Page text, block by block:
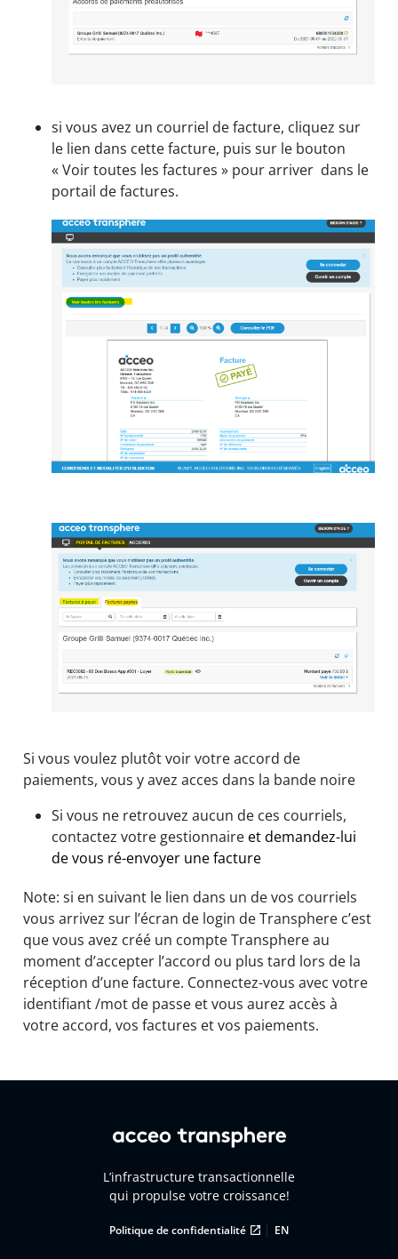
si vous avez un courriel de facture, cliquez sur
le lien dans cette facture, puis sur le bouton
« Voir toutes les factures » pour arriver dans le
portail de factures.
Si vous voulez plutôt voir votre accord de
paiements, vous y avez acces dans la bande noire
Si vous ne retrouvez aucun de ces courriels,
contactez votre gestionnaire et demandez-lui
de vous ré-envoyer une facture
Note: si en suivant le lien dans un de vos courriels
vous arrivez sur l’écran de login de Transphere c’est
que vous avez créé un compte Transphere au
moment d’accepter l’accord ou plus tard lors de la
réception d’une facture. Connectez-vous avec votre
identifiant /mot de passe et vous aurez accès à
votre accord, vos factures et vos paiements.
L’infrastructure transactionnelle
qui propulse votre croissance!
Politique de confidentialité | EN